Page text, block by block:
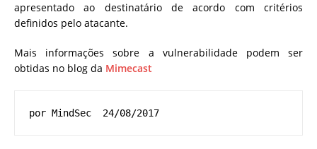
apresentado ao destinatário de acordo com critérios
definidos pelo atacante.
Mais informações sobre a vulnerabilidade podem ser
obtidas no blog da Mimecast
por MindSec  24/08/2017